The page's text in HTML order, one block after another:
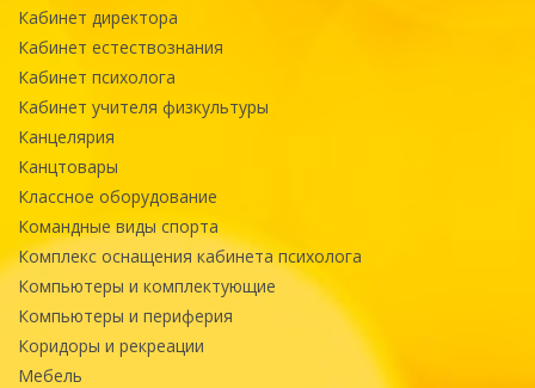
Кабинет директора
Кабинет естествознания
Кабинет психолога
Кабинет учителя физкультуры
Канцелярия
Канцтовары
Классное оборудование
Командные виды спорта
Комплекс оснащения кабинета психолога
Компьютеры и комплектующие
Компьютеры и периферия
Коридоры и рекреации
Мебель